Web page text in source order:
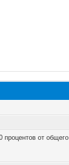
процентов от общего